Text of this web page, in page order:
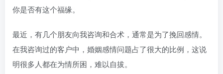
你是否有这个福缘。
最近，有几个朋友向我咨询和合术，通常是为了挽回感情。
在我咨询过的客户中，婚姻感情问题占了很大的比例，这说
明很多人都在为情所困，难以自拔。